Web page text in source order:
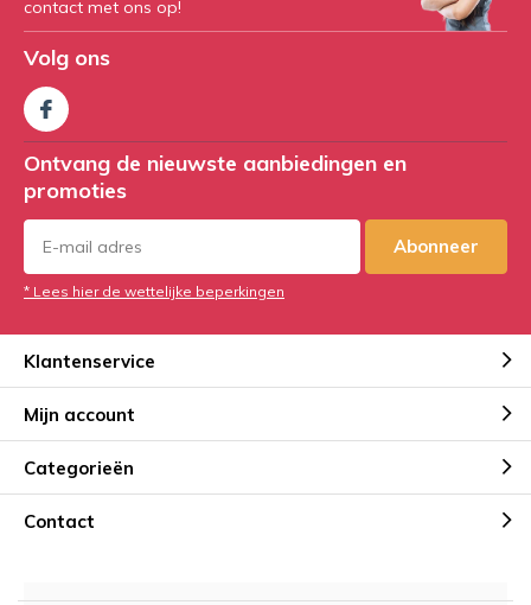
contact met ons op!
Volg ons
Ontvang de nieuwste aanbiedingen en
promoties
Abonneer
* Lees hier de wettelijke beperkingen
Klantenservice
Mijn account
Categorieën
Contact